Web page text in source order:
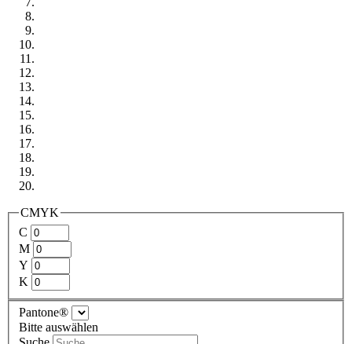
CMYK
C
M
Y
K
Pantone®
Bitte auswählen